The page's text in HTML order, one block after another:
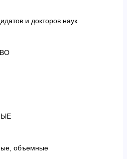
и докторов наук
объемные